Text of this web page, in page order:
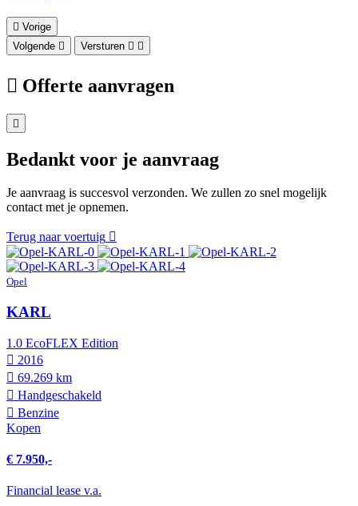
Vorige
Volgende
Versturen
Offerte aanvragen
Bedankt voor je aanvraag
Je aanvraag is succesvol verzonden. We zullen zo snel mogelijk
contact met je opnemen.
Terug naar voertuig
Opel
KARL
1.0 EcoFLEX Edition
2016
69.269 km
Hand­geschakeld
Benzine
Kopen
€ 7.950,-
Financial lease v.a.